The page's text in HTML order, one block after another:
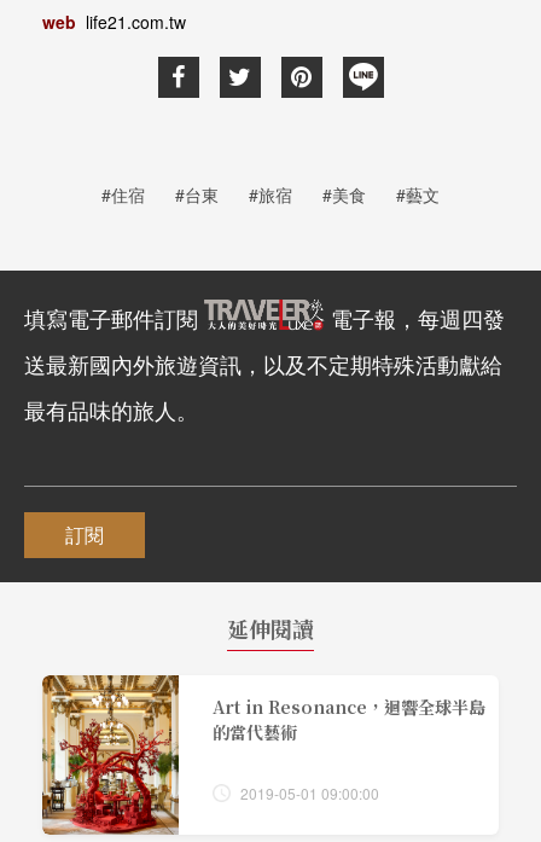
web life21.com.tw
#住宿 #台東 #旅宿 #美食 #藝文
填寫電子郵件訂閱
電子報，每週四發
送最新國內外旅遊資訊，以及不定期特殊活動獻給
最有品味的旅人。
訂閱
延伸閱讀
Art in Resonance，迴響全球半島
的當代藝術
2019-05-01 09:00:00